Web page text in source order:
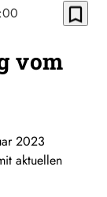
bookmark_border
vom
2023
aktuellen